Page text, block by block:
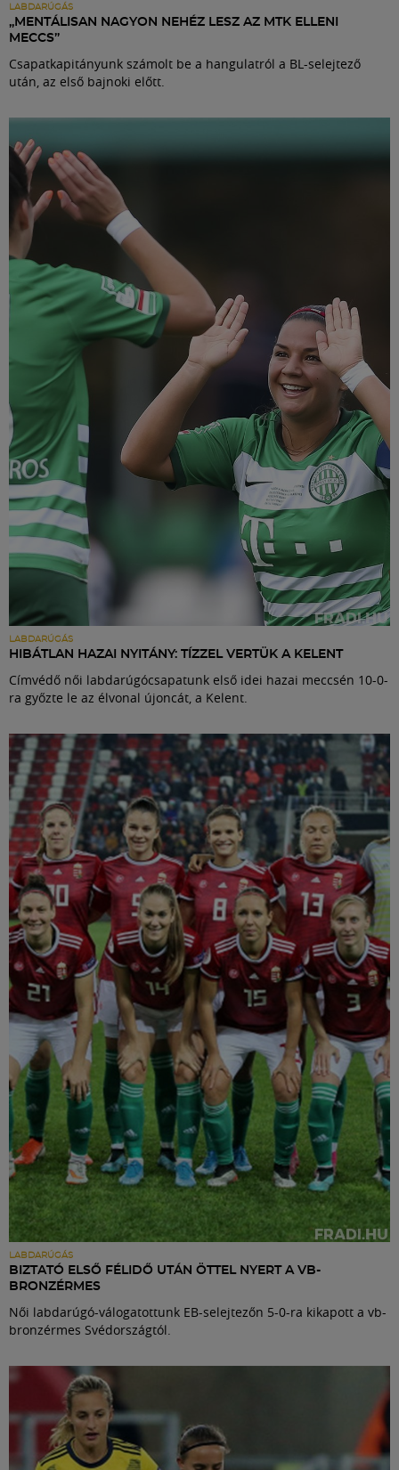
LABDARÚGÁS
„MENTÁLISAN NAGYON NEHÉZ LESZ AZ MTK ELLENI
MECCS”
Csapatkapitányunk számolt be a hangulatról a BL-selejtező
után, az első bajnoki előtt.
LABDARÚGÁS
HIBÁTLAN HAZAI NYITÁNY: TÍZZEL VERTÜK A KELENT
Címvédő női labdarúgócsapatunk első idei hazai meccsén 10-0-
ra győzte le az élvonal újoncát, a Kelent.
LABDARÚGÁS
BIZTATÓ ELSŐ FÉLIDŐ UTÁN ÖTTEL NYERT A VB-
BRONZÉRMES
Női labdarúgó-válogatottunk EB-selejtezőn 5-0-ra kikapott a vb-
bronzérmes Svédországtól.